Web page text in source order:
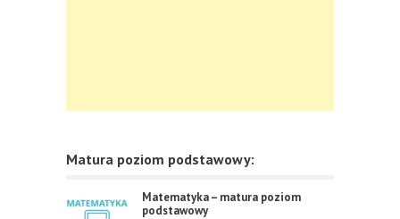
Matura poziom podstawowy:
Matematyka – matura poziom
podstawowy